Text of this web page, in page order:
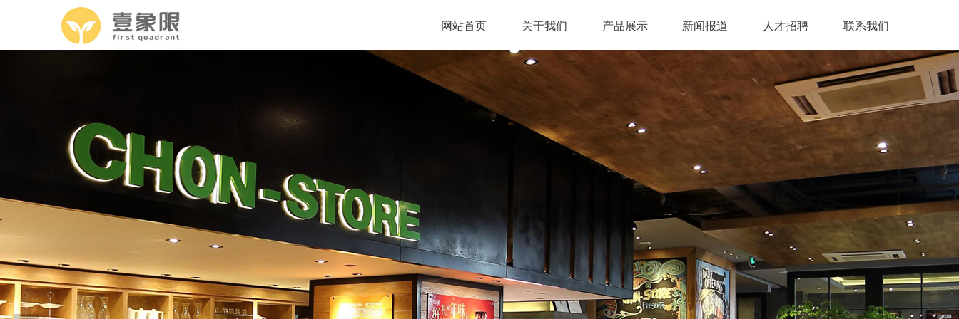
网站首页 关于我们 产品展示 新闻报道 人才招聘 联系我们